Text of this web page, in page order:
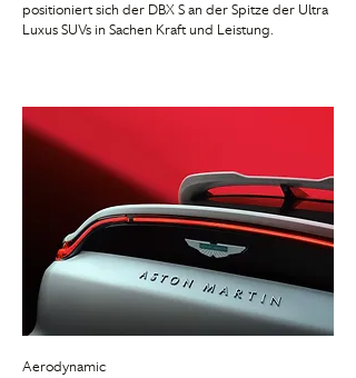
positioniert sich der DBX S an der Spitze der Ultra
Luxus SUVs in Sachen Kraft und Leistung.
Aerodynamic